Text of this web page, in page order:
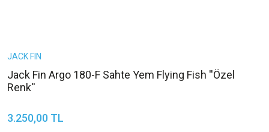
JACK FIN
Jack Fin Argo 180-F Sahte Yem Flying Fish ''Özel
Renk''
3.250,00 TL